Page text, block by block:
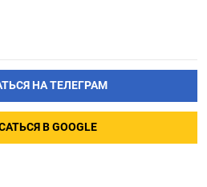
НА ТЕЛЕГРАМ
В GOOGLE